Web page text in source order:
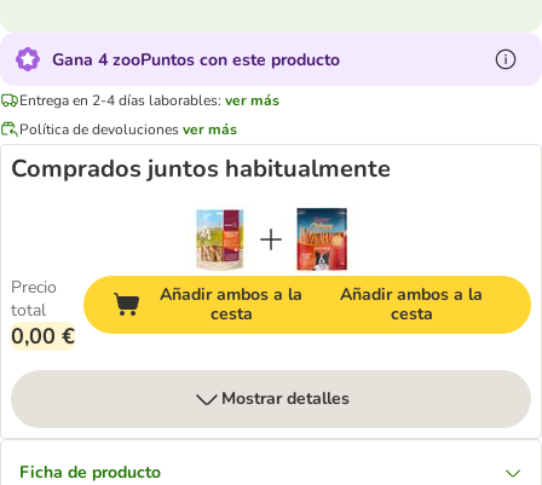
Gana 4 zooPuntos con este producto
Entrega en 2-4 días laborables: ver más
Política de devolucionesver más
Comprados juntos habitualmente
Precio
total
0,00 €
Añadir ambos a la
cesta
Añadir ambos a la
cesta
Mostrar detalles
Ficha de producto